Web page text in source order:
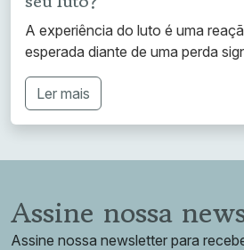
A experiência do luto é uma
esperada diante de uma perda
Ler mais
Assine nossa
Assine nossa newsletter para